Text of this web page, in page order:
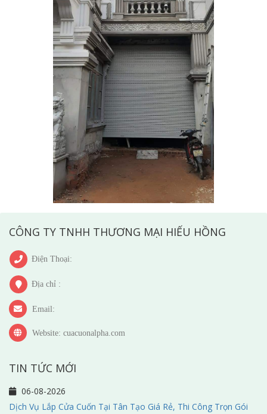
CÔNG TY TNHH THƯƠNG MẠI HIẾU HỒNG
Điện Thoại:
Địa chỉ :
Email:
Website: cuacuonalpha.com
TIN TỨC MỚI
06-08-2026
Dịch Vụ Lắp Cửa Cuốn Tại Tân Tạo Giá Rẻ, Thi Công Trọn Gói